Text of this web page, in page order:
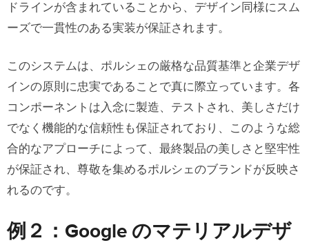
ドラインが含まれていることから、デザイン同様にスム
ーズで一貫性のある実装が保証されます。
このシステムは、ポルシェの厳格な品質基準と企業デザ
インの原則に忠実であることで真に際立っています。各
コンポーネントは入念に製造、テストされ、美しさだけ
でなく機能的な信頼性も保証されており、このような総
合的なアプローチによって、最終製品の美しさと堅牢性
が保証され、尊敬を集めるポルシェのブランドが反映さ
れるのです。
例２：Google のマテリアルデザ